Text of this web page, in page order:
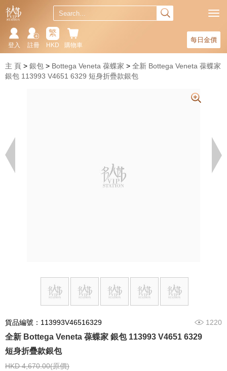
每日金價
購物車
繁
HKD
註冊
登入
主 頁 銀包 Bottega Veneta 葆蝶家
全新 Bottega Veneta 葆蝶家
銀包 113993 V4651 6329 短身折疊款銀包
貨品編號：113993V46516329 1220
全新 Bottega Veneta 葆蝶家 銀包 113993 V4651 6329
短身折疊款銀包
HKD 4,670.00(原價)